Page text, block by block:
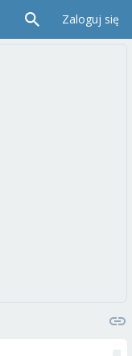
Zaloguj się